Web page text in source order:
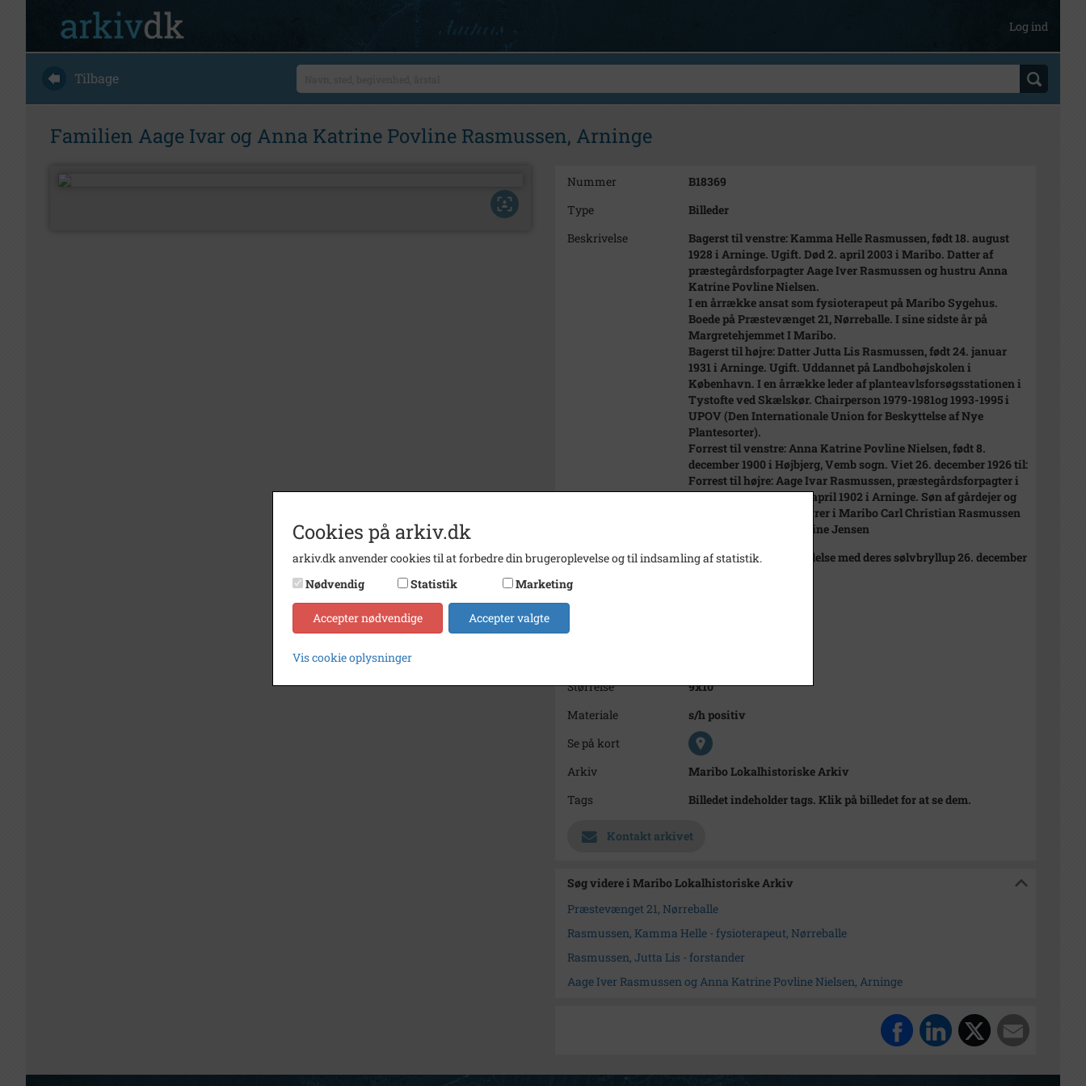
Log ind
Tilbage
Familien Aage Ivar og Anna Katrine Povline Rasmussen, Arninge
Nummer
B18369
Type
Billeder
Beskrivelse
Bagerst til venstre: Kamma Helle Rasmussen, født 18. august
1928 i Arninge. Ugift. Død 2. april 2003 i Maribo. Datter af
præstegårdsforpagter Aage Iver Rasmussen og hustru Anna
Katrine Povline Nielsen.
I en årrække ansat som fysioterapeut på Maribo Sygehus.
Boede på Præstevænget 21, Nørreballe. I sine sidste år på
Margretehjemmet I Maribo.
Bagerst til højre: Datter Jutta Lis Rasmussen, født 24. januar
1931 i Arninge. Ugift. Uddannet på Landbohøjskolen i
København. I en årrække leder af planteavlsforsøgsstationen i
Tystofte ved Skælskør. Chairperson 1979-1981og 1993-1995 i
UPOV (Den Internationale Union for Beskyttelse af Nye
Plantesorter).
Forrest til venstre: Anna Katrine Povline Nielsen, født 8.
december 1900 i Højbjerg, Vemb sogn. Viet 26. december 1926 til:
Forrest til højre: Aage Ivar Rasmussen, præstegårdsforpagter i
Arninge sogn. Født 20. april 1902 i Arninge. Søn af gårdejer og
senere sparekassebestyrer i Maribo Carl Christian Rasmussen
og Anna Johanne Kirstine Jensen
Bemærkning
Muligvis taget i forbindelse med deres sølvbryllup 26. december
Periode
Dateringsnote
Størrelse
9x10
Materiale
s/h positiv
Se på kort
Arkiv
Maribo Lokalhistoriske Arkiv
Tags
Billedet indeholder tags. Klik på billedet for at se dem.
Kontakt arkivet
Søg videre i Maribo Lokalhistoriske Arkiv
Præstevænget 21, Nørreballe
Rasmussen, Kamma Helle - fysioterapeut, Nørreballe
Rasmussen, Jutta Lis - forstander
Aage Iver Rasmussen og Anna Katrine Povline Nielsen, Arninge
Cookies på arkiv.dk
arkiv.dk anvender cookies til at forbedre din brugeroplevelse og til indsamling af statistik.
Nødvendig
Statistik Marketing
Accepter nødvendige Accepter valgte
Vis cookie oplysninger